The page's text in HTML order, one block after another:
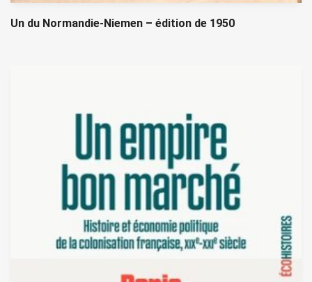
Un du Normandie-Niemen – édition de 1950